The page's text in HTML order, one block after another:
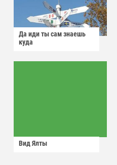
Да иди ты сам знаешь
куда
Вид Ялты